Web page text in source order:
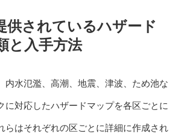
供されているハザード
と入手方法
内水氾濫、高潮、地震、津波、ため池な
に対応したハザードマップを各区ごとに
らはそれぞれの区ごとに詳細に作成され